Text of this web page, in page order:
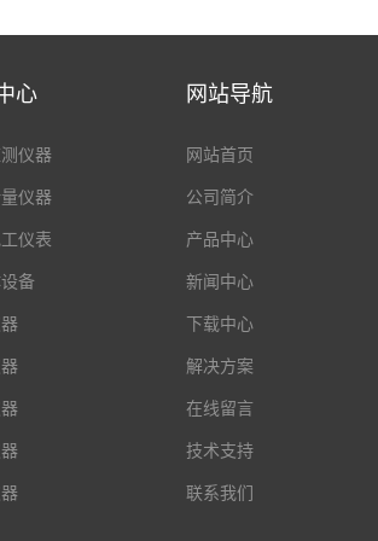
心
仪器
仪器
仪表
备
网站导航
网站首页
公司简介
产品中心
新闻中心
下载中心
解决方案
在线留言
技术支持
联系我们